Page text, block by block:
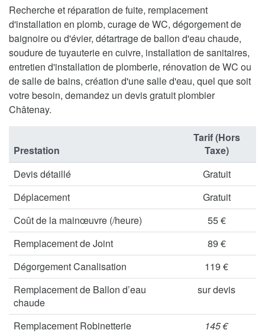
Recherche et réparation de fuite, remplacement
d'installation en plomb, curage de WC, dégorgement de
baignoire ou d'évier, détartrage de ballon d'eau chaude,
soudure de tuyauterie en cuivre, installation de sanitaires,
entretien d'installation de plomberie, rénovation de WC ou
de salle de bains, création d'une salle d'eau, quel que soit
votre besoin, demandez un devis gratuit plombier
Châtenay.
Prestation
Tarif (Hors
Taxe)
Devis détaillé
Gratuit
Déplacement
Gratuit
Coût de la mainœuvre (/heure)
55 €
Remplacement de Joint
89 €
Dégorgement Canalisation
119 €
Remplacement de Ballon d’eau
chaude
sur devis
Remplacement Robinetterie 145 €